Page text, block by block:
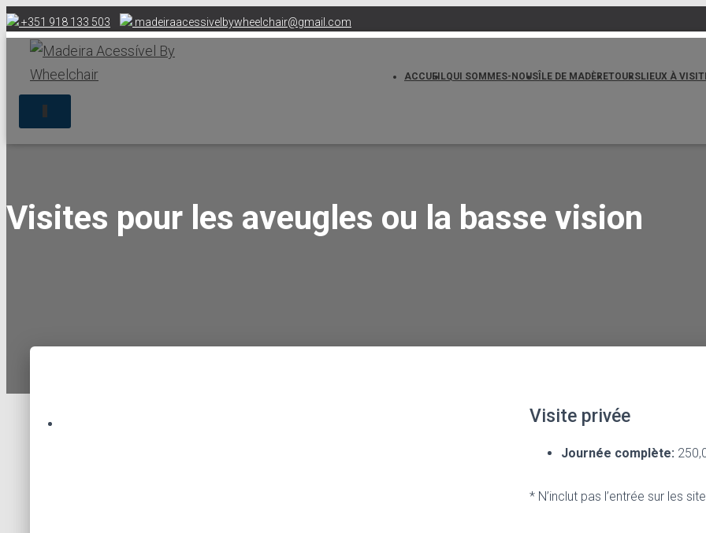
+351 918 133 503 madeiraacessivelbywheelchair@gmail.com
F
E
A
T
ACCUEILQUI SOMMES-NOUS ÎLE DE MADÈRETOURSLIEUX À
Visites pour les aveugles ou la basse vision
Visite privée
Journée complète:
* N’inclut pas l’entrée sur les